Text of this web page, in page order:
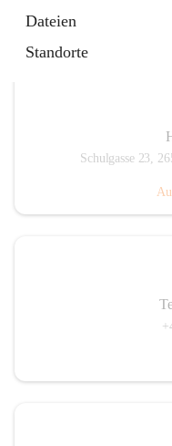
Dateien
Standorte
Schulgasse 23,